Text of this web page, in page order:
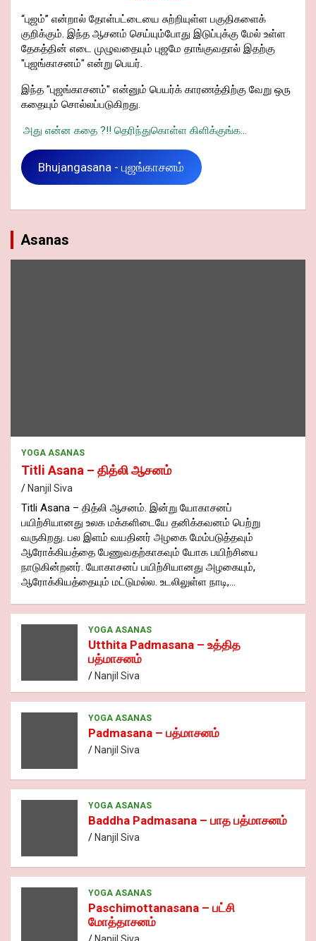
“புஜம்” என்றால் தோள்பட்டையை சுற்றியுள்ள பகுதிகளைக்
குறிக்கும். இந்த ஆசனம் செய்யும்போது இடுப்புக்கு மேல் உள்ள
தேகத்தின் எடை முழுவதையும் புஜமே தாங்குவதால் இதற்கு
"புஜங்காசனம்" என்று பெயர்.
இந்த "புஜங்காசனம்" என்னும் பெயர்க் காரணத்திற்கு வேறு ஒரு
கதையும் சொல்லப்படுகிறது.
அது என்ன கதை ?!! தெரிந்துகொள்ள கிளிக்குங்க...
Bhujangasana - புஜங்காசனம்
Asanas
YOGA ASANAS
Titli Asana – தித்லி ஆசனம்
Nanjil Siva
Titli Asana – தித்லி ஆசனம். இன்று யோகாசனப்
பயிற்சியானது உலக மக்களிடையே தனிக்கவனம் பெற்று
வருகிறது. பல இளம் வயதினர் அழகை மேம்படுத்தவும்
ஆரோக்கியத்தை பேணுவதற்காகவும் யோக பயிற்சியை
நாடுகின்றனர். யோகாசனப் பயிற்சியானது அழகையும்,
ஆரோக்கியத்தையும் மட்டுமல்ல. உடலிலுள்ள நாடி,…
YOGA ASANAS
Utthita Padmasana – உத்தித
பத்மாசனம்
Nanjil Siva
YOGA ASANAS
Padmasana – பத்மாசனம்
Nanjil Siva
YOGA ASANAS
Baddha Padmasana – பாத பத்மாசனம்
Nanjil Siva
YOGA ASANAS
Paschimottanasana – பட்சி
மோத்தாசனம்
Nanjil Siva